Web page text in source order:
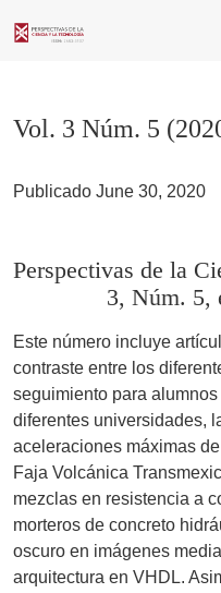
Vol. 3 Núm. 5
Publicado June 30, 2020
Perspectivas de la
3, Núm. 5,
Este número incluye
contraste entre los
seguimiento para
diferentes universidades,
aceleraciones máximas
Faja Volcánica
mezclas en resistencia a
morteros de concreto
oscuro en imágenes
arquitectura en VHDL.